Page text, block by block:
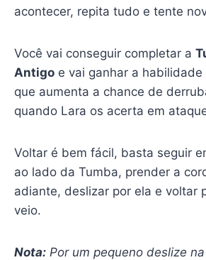
acontecer, repita tudo e tente
Você vai conseguir completar a
Antigoe vai ganhar a habilidade
que aumenta a chance de
quando Lara os acerta em
Voltar é bem fácil, basta seguir
ao lado da Tumba, prender a
adiante, deslizar por ela e voltar
veio.
Nota:Por um pequeno deslize